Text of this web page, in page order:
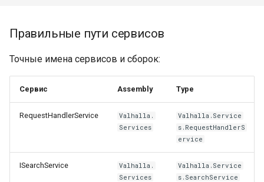
Правильные пути сервисов
Точные имена сервисов и сборок:
Сервис Assembly Type
RequestHandlerService
Valhalla.
Services
Valhalla.Service
s.RequestHandlerS
ervice
ISearchService
Valhalla.
Services
Valhalla.Service
s.SearchService